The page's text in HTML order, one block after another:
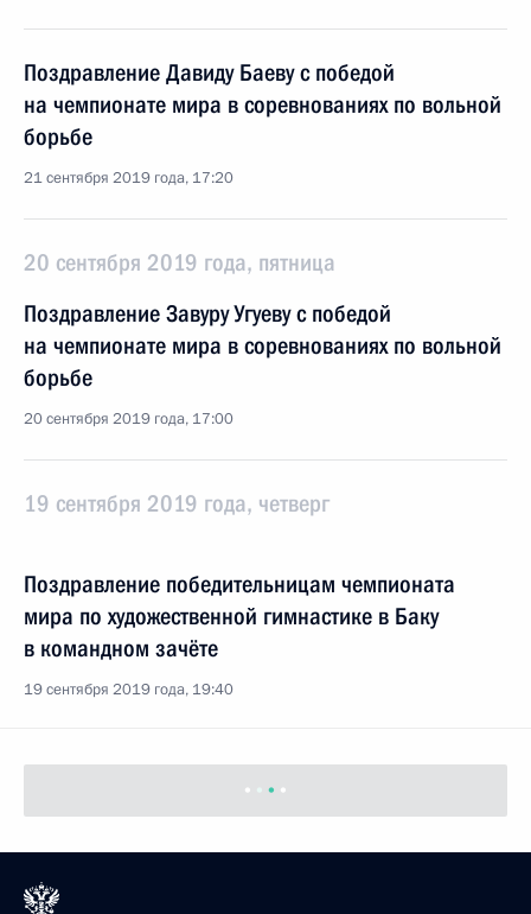
Поздравление Давиду Баеву с победой
на чемпионате мира в соревнованиях по вольной
борьбе
21 сентября 2019 года, 17:20
20 сентября 2019 года, пятница
Поздравление Завуру Угуеву с победой
на чемпионате мира в соревнованиях по вольной
борьбе
20 сентября 2019 года, 17:00
19 сентября 2019 года, четверг
Поздравление победительницам чемпионата
мира по художественной гимнастике в Баку
в командном зачёте
19 сентября 2019 года, 19:40